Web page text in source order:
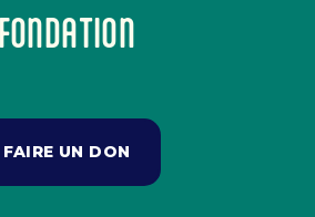
FONDATION
FAIRE UN DON